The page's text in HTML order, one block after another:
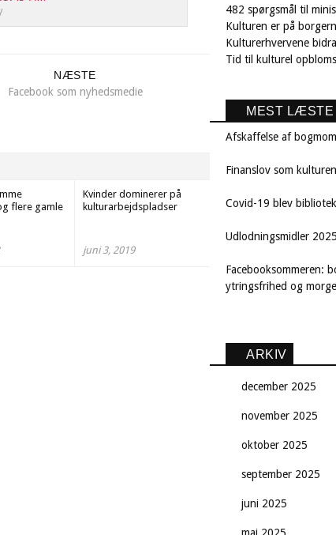
NÆSTE
Facebook som nyhedsmedie
flere gamle
Kvinder dominerer på
kulturarbejdspladser
juni 3, 2019
482 spørgsmål til
Kulturen er på
Kulturerhvervene
Tid til kulturel
MEST LÆSTE
Afskaffelse af
Finanslov som
Covid-19 blev
Udlodningsmidler 2025
Facebooksommeren:
ytringsfrihed og
ARKIV
december 2025
november 2025
oktober 2025
september 2025
juni 2025